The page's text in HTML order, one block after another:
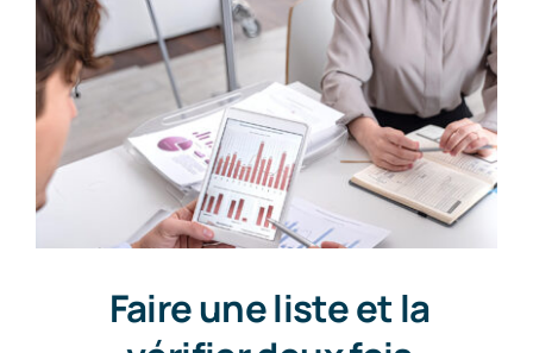
Faire une liste et la